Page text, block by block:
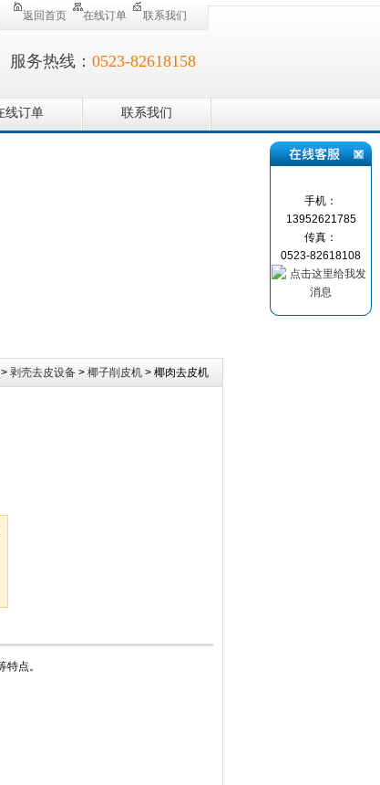
返回首页 在线订单 联系我们
服务热线： 0523-82618158
线订单 联系我们
> 剥壳去皮设备 > 椰子削皮机 > 椰肉去皮机
点。
手机：
13952621785
传真：
0523-82618108